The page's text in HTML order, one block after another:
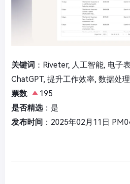
关键词 ：Riveter, 人工智能, 电子
ChatGPT, 提升工作效率, 数据处
票数:
195
是否精选：是
发布时间 ：2025年02月11日